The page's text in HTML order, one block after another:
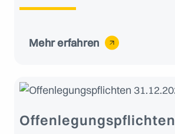
Mehr erfahren
Offenlegungspflichten